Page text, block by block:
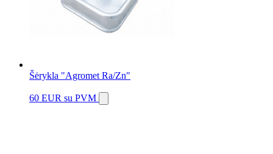
Šėrykla "Agromet Ra/Zn"
60 EUR su PVM